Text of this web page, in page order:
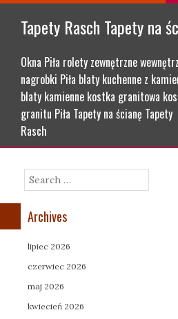
Tapety Rasch Tapety na
Okna Piła rolety zewnętrzne
nagrobki Piła blaty kuchenne z
blaty kamienne kostka granitowa
granitu Piła Tapety na ścianę Tapety
Rasch
Search
Archives
lipiec 2026
czerwiec 2026
maj 2026
kwiecień 2026